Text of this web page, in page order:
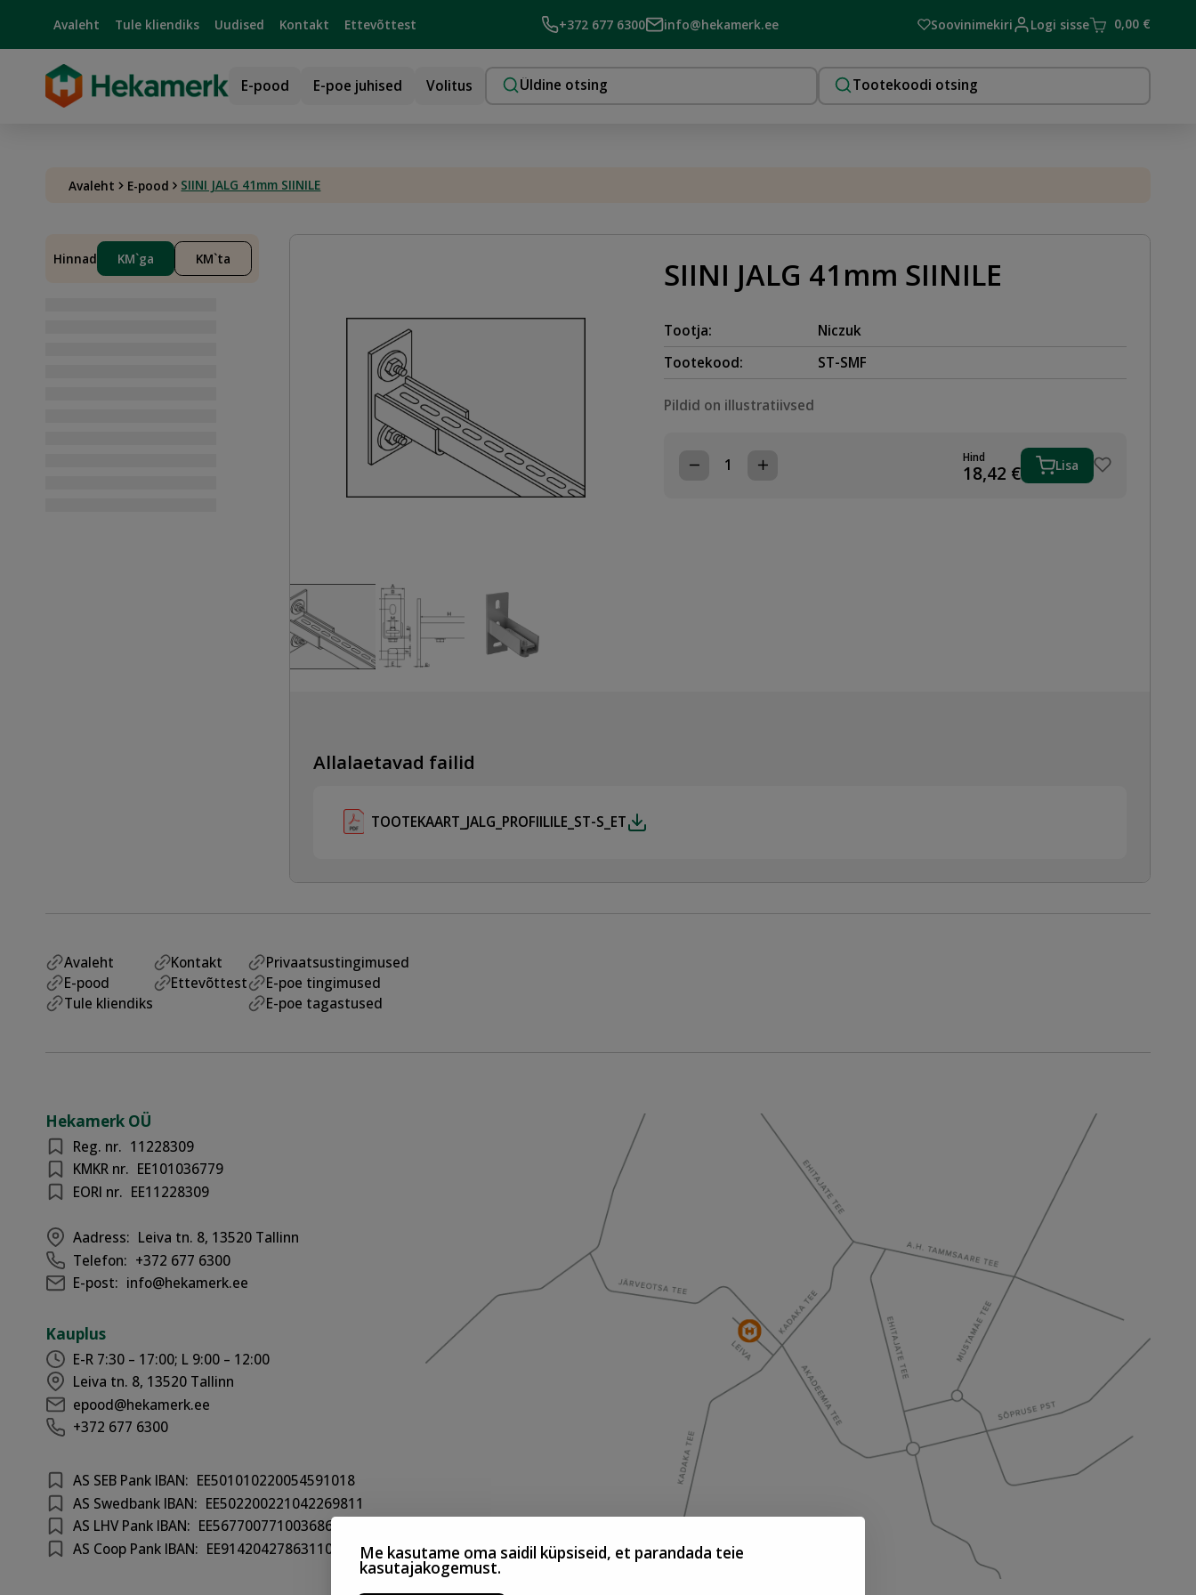
Me kasutame oma saidil küpsiseid, et parandada teie
kasutajakogemust.
Avaleht Tule kliendiks Uudised Kontakt Ettevõttest +372 677 6300 info@hekamerk.ee Soovinimekiri Logi sisse 0,00 €
E-pood E-poe juhised Volitus
Avaleht E-pood SIINI JALG 41mm SIINILE
Hinnad KM`ga KM`ta SIINI JALG 41mm SIINILE
Tootja:
Niczuk
Tootekood:
ST-SMF
Pildid on illustratiivsed
SIINI
Hind
18,42 € Lisa
Allalaetavad failid
TOOTEKAART_JALG_PROFIILILE_ST-S_ET
Avaleht
E-pood
Tule kliendiks
Kontakt
Ettevõttest
Privaatsustingimused
E-poe tingimused
E-poe tagastused
Hekamerk OÜ
Reg. nr. 11228309
KMKR nr. EE101036779
EORI nr. EE11228309
Aadress: Leiva tn. 8, 13520 Tallinn
Telefon: +372 677 6300
E-post: info@hekamerk.ee
Kauplus
E-R 7:30 – 17:00; L 9:00 – 12:00
Leiva tn. 8, 13520 Tallinn
epood@hekamerk.ee
+372 677 6300
AS SEB Pank IBAN: EE501010220054591018
AS Swedbank IBAN: EE502200221042269811
AS LHV Pank IBAN: EE567700771003686417
AS Coop Pank IBAN: EE914204278631100301